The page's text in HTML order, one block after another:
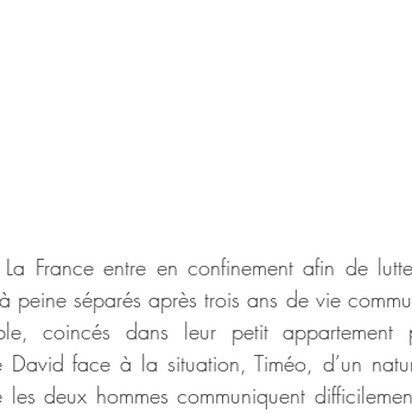
France entre en confinement afin de
peine séparés après trois ans de vie
coincés dans leur petit appartement
David face à la situation, Timéo, d’un
deux hommes communiquent